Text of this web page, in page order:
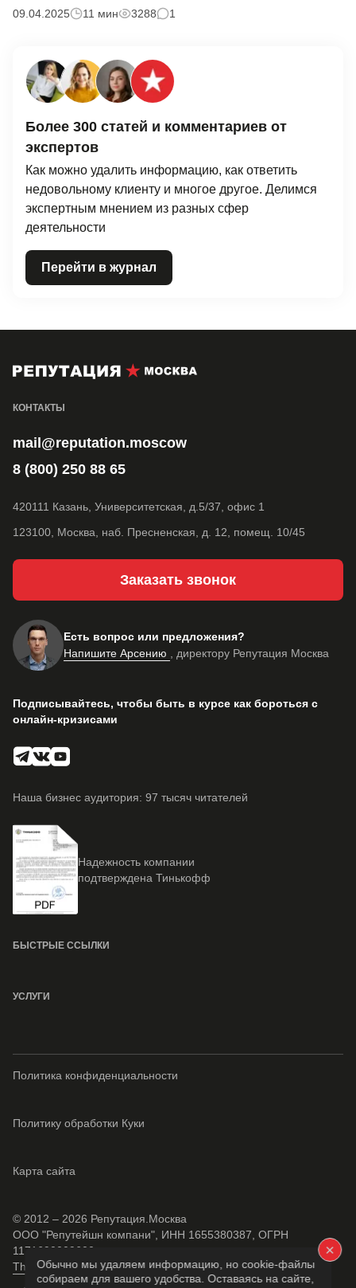
09.04.2025 11 мин 3288 1
Более 300 статей и комментариев от
экспертов
Как можно удалить информацию, как ответить
недовольному клиенту и многое другое. Делимся
экспертным мнением из разных сфер
деятельности
Перейти в журнал
Подписывайтесь, чтобы быть в курсе как бороться с
онлайн-кризисами
Наша бизнес аудитория: 97 тысяч читателей
Надежность компании
подтверждена Тинькофф
БЫСТРЫЕ ССЫЛКИ
УСЛУГИ
КОНТАКТЫ
mail@reputation.moscow
8 (800) 250 88 65
420111 Казань, Университетская, д.5/37, офис 1
123100, Москва, наб. Пресненская, д. 12, помещ. 10/45
Заказать звонок
Есть вопрос или предложения?
Напишите Арсению
, директору Репутация Москва
Политика конфиденциальности
Политику обработки Куки
Карта сайта
© 2012 – 2026 Репутация.Москва
ООО "Репутейшн компани", ИНН 1655380387, ОГРН
1171690009600
The Reputation.Earth Project
Обычно мы удаляем информацию, но cookie-файлы
собираем для вашего удобства. Оставаясь на сайте,
×